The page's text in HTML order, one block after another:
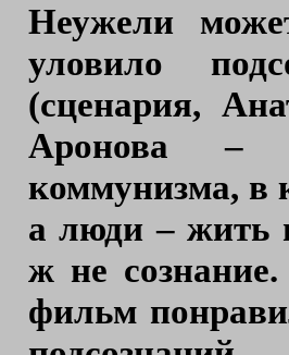
Неужели
уловило
(сценария,
Аронова –
коммунизма, в
а люди – жить
ж не
фильм